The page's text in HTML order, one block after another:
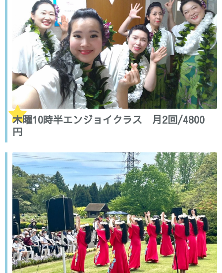
木曜10時半エンジョイクラス 月2回/4800
円